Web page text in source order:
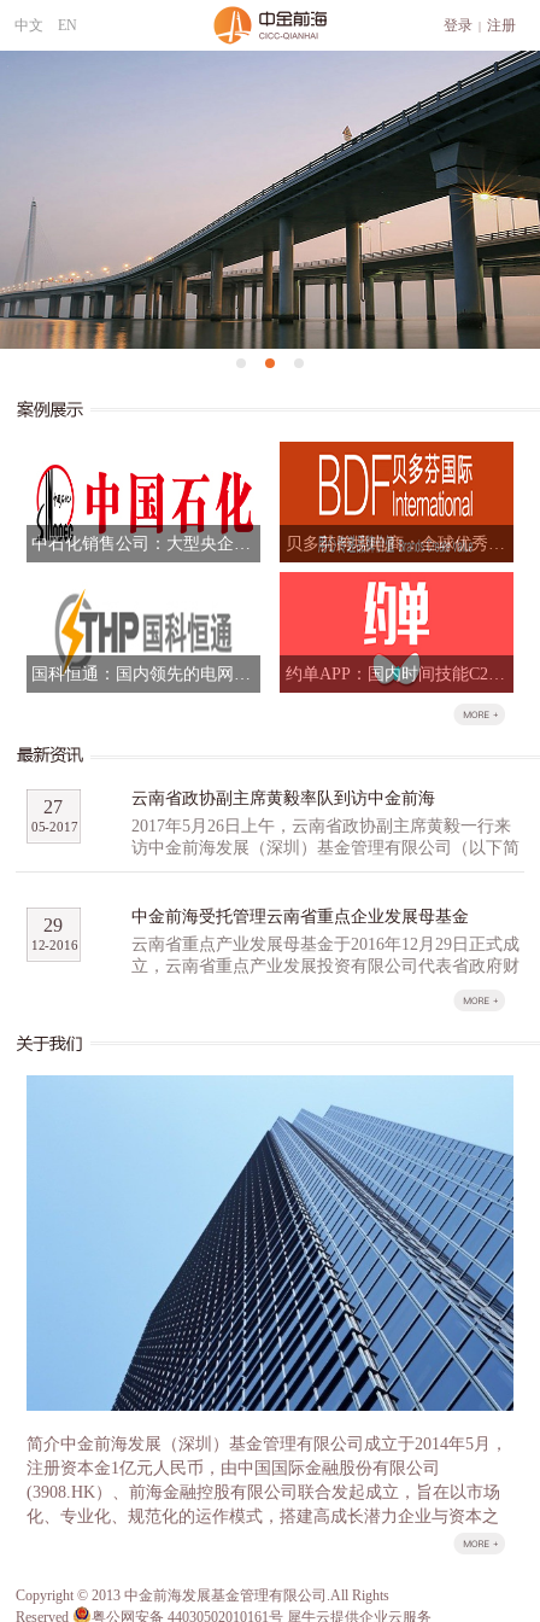
中文 EN 登录 | 注册
中石化销售公司：大型央企混合所有制改革标志性项目 贝多芬跨境电商：全球优秀品牌跨境B2B全网运营商
国科恒通：国内领先的电网信息化解决方案提供商 约单APP：国内时间技能C2C交易平台
云南省政协副主席黄毅率队到访中金前海
2017年5月26日上午，云南省政协副主席黄毅一行来
访中金前海发展（深圳）基金管理有限公司（以下简
称“中金前海”），与中金前海副总经理石明达、董事
业发展母基金（以下简称“云南母基金”）等事宜进行
了深入研讨交流。 黄毅一行对公司的产业基金
管理经验和投资项目进行了重点了解，并就云南生物
及高原特色农业创新创业产业园区的提案，以及配套
的孵化招商投融资方面经验进行了广泛的探讨。他表
通。 中金前海副总经理石明达首先介绍了中金
前海的基本情况和发展历程，总结了前海自贸区在产
业基金及特色小镇方面的经验。 中金前海董事总经
理胡祺昊则作为云南母基金的主要负责人，对中金前
海管理的云南母基金、氢能源基金等重要的区域性、
行业性代表基金做了介绍，并交流了过去几年公司投
资的重要项目，如中石化、百果园、坚果微影院、万
色城等。其中中国果业龙头百果园项目因为与云南的
农业科技和高原特色产业相关度高，经营模式先进，
规模领先、受到大家的重点关注和热烈讨论，昭通野
苹果案例更是令云南的客人赞叹不已。宾主相约邀请
百果园的管理层与云南农科院以及高原特色果业的龙
头企业进行成体系的对接，推动实现高品质云南水果
跨省跨季，市场驱动的良性发展。 目前，中金
前海实际投资规模已达130亿元，管理资产规模超200
亿。不仅获得证券时报评选的2016年最具成长性创投
机构称号，中金前海董事总经理胡祺昊也获得了2016
年最佳新锐投资人的称号，所投项目多次入选清科、
投中等行业领先排名。其股东中金公司和前海金控分
别管理着国家新兴产业创业投资引导基金、成都前海
2017
-
05
27
中金前海受托管理云南省重点企业发展母基金
云南省重点产业发展母基金于2016年12月29日正式成
立，云南省重点产业发展投资有限公司代表省政府财
基金、尚融资本、百果园等多家机构作为第一批战略
规模。 云南省重点产业发展基金分为母基金和子基
改革委牵头，委托中金前海（深圳）基金管理有限公
司负责具体运营管理。省政府授权省发展改革委履行
政府出资人职责，首期整合省级财政资金16亿元，逐
年整合省级财政中扶持产业发展50%左右的存量资金
以及全部新增投入部分，加上子基金收益的滚动使
用，5年争取整合100亿元左右资金作为引导资金，母
基金管理公司按照1:1-1:2的比例进行社会募集，首期
母基金规模达到32亿元-48亿元、5年达到200亿元-300
亿元。 子基金由各重点产业领导小组牵头，按照“一
个产业、一支基金”的思路，分别设立8个重点产业发
展子基金，同时设立1个并购基金和1个国际产能合作
基金服务8个重点产业，按照“成熟一支、设立一
支”的原则，经母基金管理人中金前海（深圳）基金
管理有限公司核准设立。 云南省发展改革委作为政
情况，确保基金稳健运作。设立产业投资基金是一项
重大改革和创新工作，对于更好发挥财政资金对社会
资金的引导作用，充分发挥市场在资源配置中的决定
性作用，优化财政资金支持方式，顺利推进重点产业
2016
-
12
29
关于我们
简介中金前海发展（深圳）基金管理有限公司成立于2014年5月，
注册资本金1亿元人民币，由中国国际金融股份有限公司
(3908.HK）、前海金融控股有限公司联合发起成立，旨在以市场
化、专业化、规范化的运作模式，搭建高成长潜力企业与资本之
间的桥梁。 荣誉公司于2014年底荣获由深圳市前海管理局、前海
Copyright © 2013 中金前海发展基金管理有限公司.All Rights
Reserved
粤公网安备 44030502010161号 犀牛云提供企业云服务